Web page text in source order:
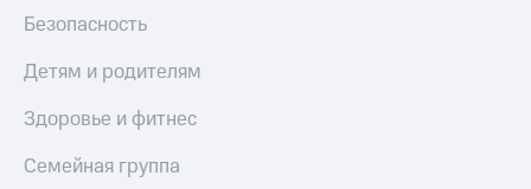
Безопасность
Детям и родителям
Здоровье и фитнес
Семейная группа